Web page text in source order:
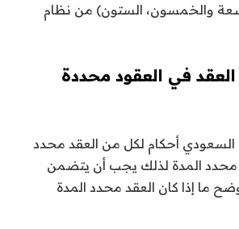
والخمسون، الستون) من نظام
العقد في العقود محددة
أحكام لكل من العقد محدد
محدد المدة لذلك يجب أن يتضمن
ما إذا كان العقد محدد المدة